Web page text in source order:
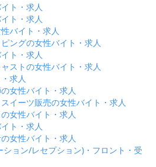
ト・求人
ト・求人
バイト・求人
ングの女性バイト・求人
ト・求人
ストの女性バイト・求人
求人
女性バイト・求人
イーツ販売の女性バイト・求人
女性バイト・求人
ト・求人
女性バイト・求人
ョン/レセプション)・フロント・受